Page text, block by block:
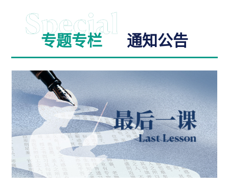
专题专栏 通知公告
政府采购项目（0747-2660SCCZD088）中标结
果公告
07-24 / 2026
政府采购项目（XHTC-HW-2026-0487）中标结
果公告